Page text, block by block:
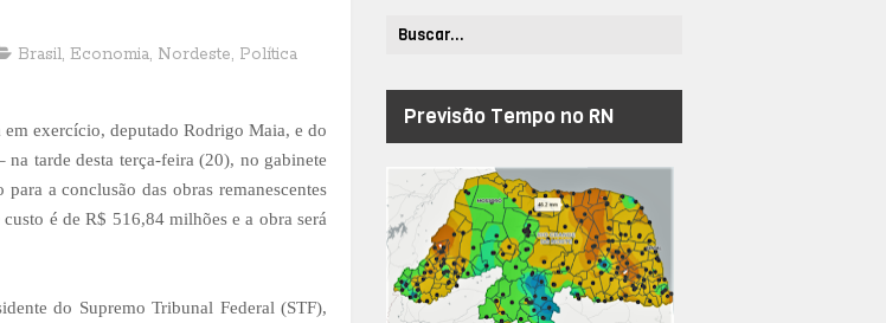
Brasil, Economia, Nordeste, Política
exercício, deputado Rodrigo Maia, e do
tarde desta terça-feira (20), no gabinete
a conclusão das obras remanescentes
é de R$ 516,84 milhões e a obra será
do Supremo Tribunal Federal (STF),
Previsão Tempo no RN